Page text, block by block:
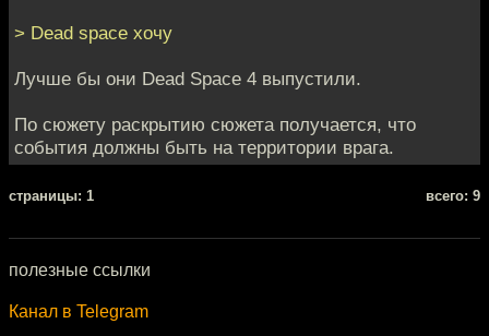
> Dead space хочу
Лучше бы они Dead Space 4 выпустили.
По сюжету раскрытию сюжета получается, что
события должны быть на территории врага.
cтраницы: 1 всего: 9
полезные ссылки
Канал в Telegram